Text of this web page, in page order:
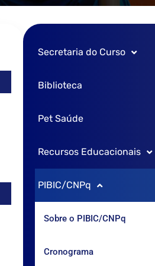
Secretaria do Curso
Vestibular
SISU
Transferência
Editais
Biblioteca
Pet Saúde
Recursos Educacionais
Formulário de solicitação de
Laboratório de Informática
Laboratório Morfo Funcional
PIBIC/CNPq
Sobre o PIBIC/CNPq
Cronograma